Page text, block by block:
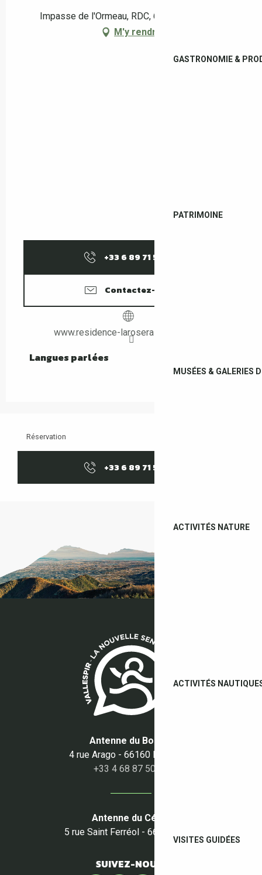
GASTRONOMIE &
PATRIMOINE
MUSÉES & GALERIES
ACTIVITÉS NATURE
ACTIVITÉS
VISITES GUIDÉES
Impasse de l'Ormeau, RDC, 66160 Le Boulou
M'y rendre
+33 6 89 71 59
Contactez-nous
www.residence-laroseraie-leboulou.fr
Langues parlées
Langues parlées
Réservation
+33 6 89 71 59
Antenne du Boulou
4 rue Arago - 66160 Le Boulou
+33 4 68 87 50 95
Antenne du Céret
5 rue Saint Ferréol - 66400 Céret
SUIVEZ-NOUS !